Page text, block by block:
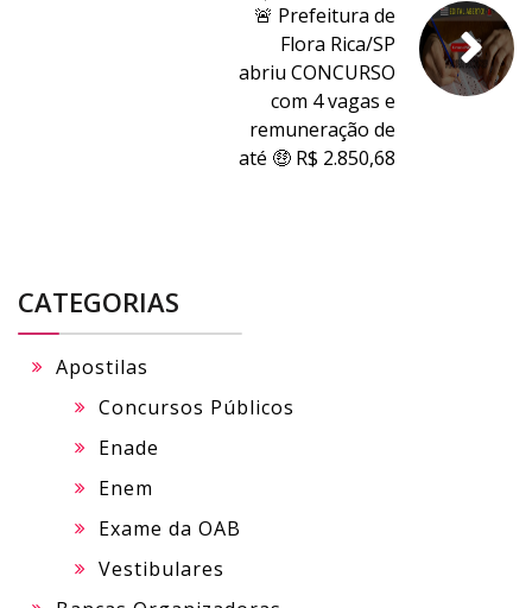
🚨 Prefeitura de
Flora Rica/SP
abriu CONCURSO
com 4 vagas e
remuneração de
até 🤑 R$ 2.850,68
CATEGORIAS
Apostilas
Concursos Públicos
Enade
Enem
Exame da OAB
Vestibulares